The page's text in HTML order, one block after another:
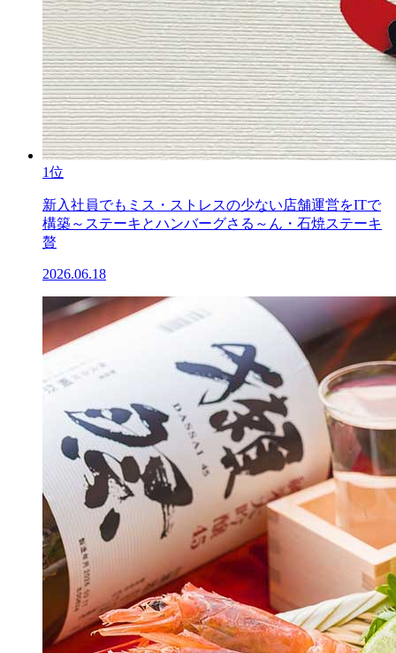
1位
新入社員でもミス・ストレスの少ない店舗運営をITで
構築～ステーキとハンバーグさる～ん・石焼ステーキ
贅
2026.06.18